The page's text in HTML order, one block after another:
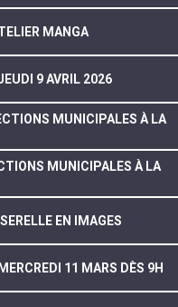
MANGA
9 AVRIL 2026
MUNICIPALES À LA
MUNICIPALES À LA
EN IMAGES
DÉPLOIEMENT DE LA PASSERELLE MERCREDI 11 MARS DÈS 9H